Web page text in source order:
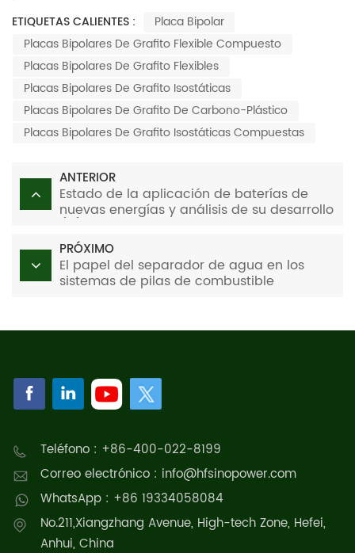
ETIQUETAS CALIENTES :
Placa Bipolar
Placas Bipolares De Grafito Flexible Compuesto
Placas Bipolares De Grafito Flexibles
Placas Bipolares De Grafito Isostáticas
Placas Bipolares De Grafito De Carbono-Plástico
Placas Bipolares De Grafito Isostáticas Compuestas
ANTERIOR
Estado de la aplicación de baterías de
nuevas energías y análisis de su desarrollo
PRÓXIMO
El papel del separador de agua en los
sistemas de pilas de combustible
Teléfono : +86-400-022-8199
Correo electrónico : info@hfsinopower.com
WhatsApp : +86 19334058084
No.211,Xiangzhang Avenue, High-tech Zone, Hefei,
Anhui, China